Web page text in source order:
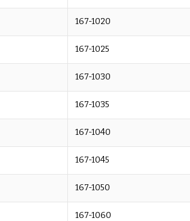
167-1020
167-1025
167-1030
167-1035
167-1040
167-1045
167-1050
167-1060